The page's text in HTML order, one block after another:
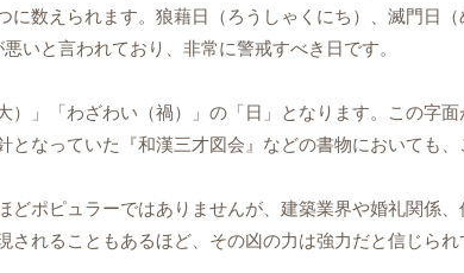
に数えられます。狼藉日（ろうしゃくにち）、滅門日
いと言われており、非常に警戒すべき日です。
）」「わざわい（禍）」の「日」となります。この字
となっていた『和漢三才図会』などの書物においても
どポピュラーではありませんが、建築業界や婚礼関係
れることもあるほど、その凶の力は強力だと信じられ